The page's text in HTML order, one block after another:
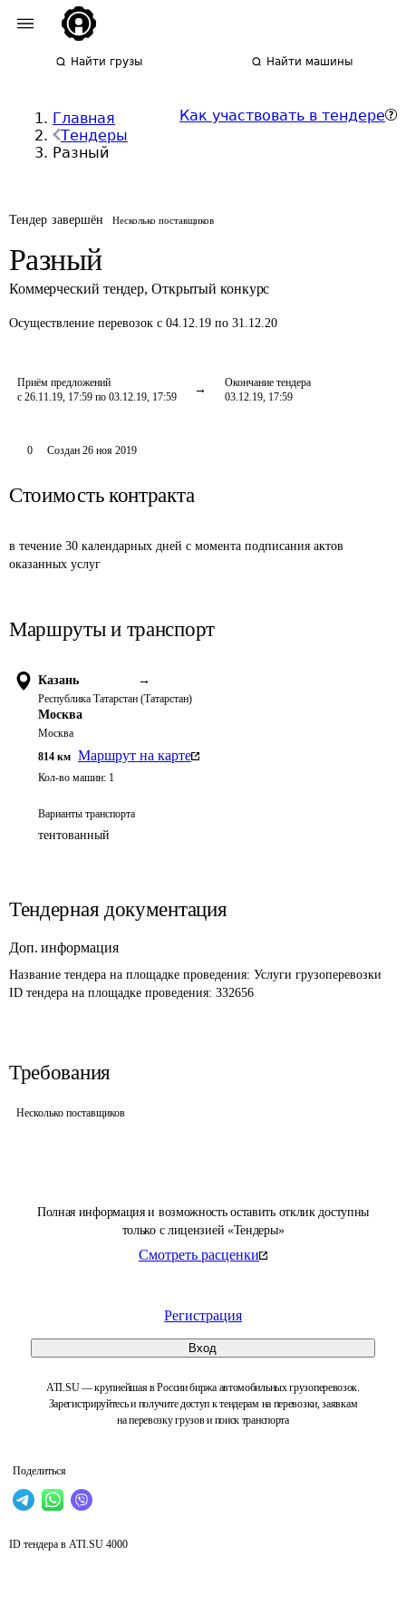
Найти грузы Найти машины
Главная
Тендеры
Разный
Как участвовать в тендере
Тендер завершён Несколько поставщиков
Разный
Коммерческий тендер, Открытый конкурс
Осуществление перевозок с 04.12.19 по 31.12.20
Приём предложений
с 26.11.19, 17:59 по 03.12.19, 17:59
Окончание тендера
03.12.19, 17:59
Полная информация и возможность оставить отклик доступны
только с лицензией «Тендеры»
Смотреть расценки
Регистрация
Вход
ATI.SU — крупнейшая в России биржа автомобильных грузоперевозок.
Зарегистрируйтесь и получите доступ к тендерам на перевозки, заявкам
на перевозку грузов и поиск транспорта
Поделиться
0 Создан 26 ноя 2019
Стоимость контракта
в течение 30 календарных дней с момента подписания актов
оказанных услуг
Маршруты и транспорт
Казань →
Республика Татарстан (Татарстан)
Москва
Москва
814 км Маршрут на карте
Кол-во машин: 1
Варианты транспорта
тентованный
Тендерная документация
Доп. информация
Название тендера на площадке проведения: Услуги грузоперевозки
ID тендера на площадке проведения: 332656
Требования
Несколько поставщиков
ID тендера в ATI.SU 4000